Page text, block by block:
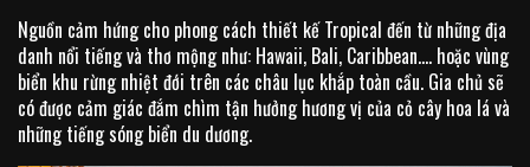
Nguồn cảm hứng cho phong cách thiết kế Tropical đến từ những địa
danh nổi tiếng và thơ mộng như: Hawaii, Bali, Caribbean…. hoặc vùng
biển khu rừng nhiệt đới trên các châu lục khắp toàn cầu. Gia chủ sẽ
có được cảm giác đắm chìm tận hưởng hương vị của cỏ cây hoa lá và
những tiếng sóng biển du dương.